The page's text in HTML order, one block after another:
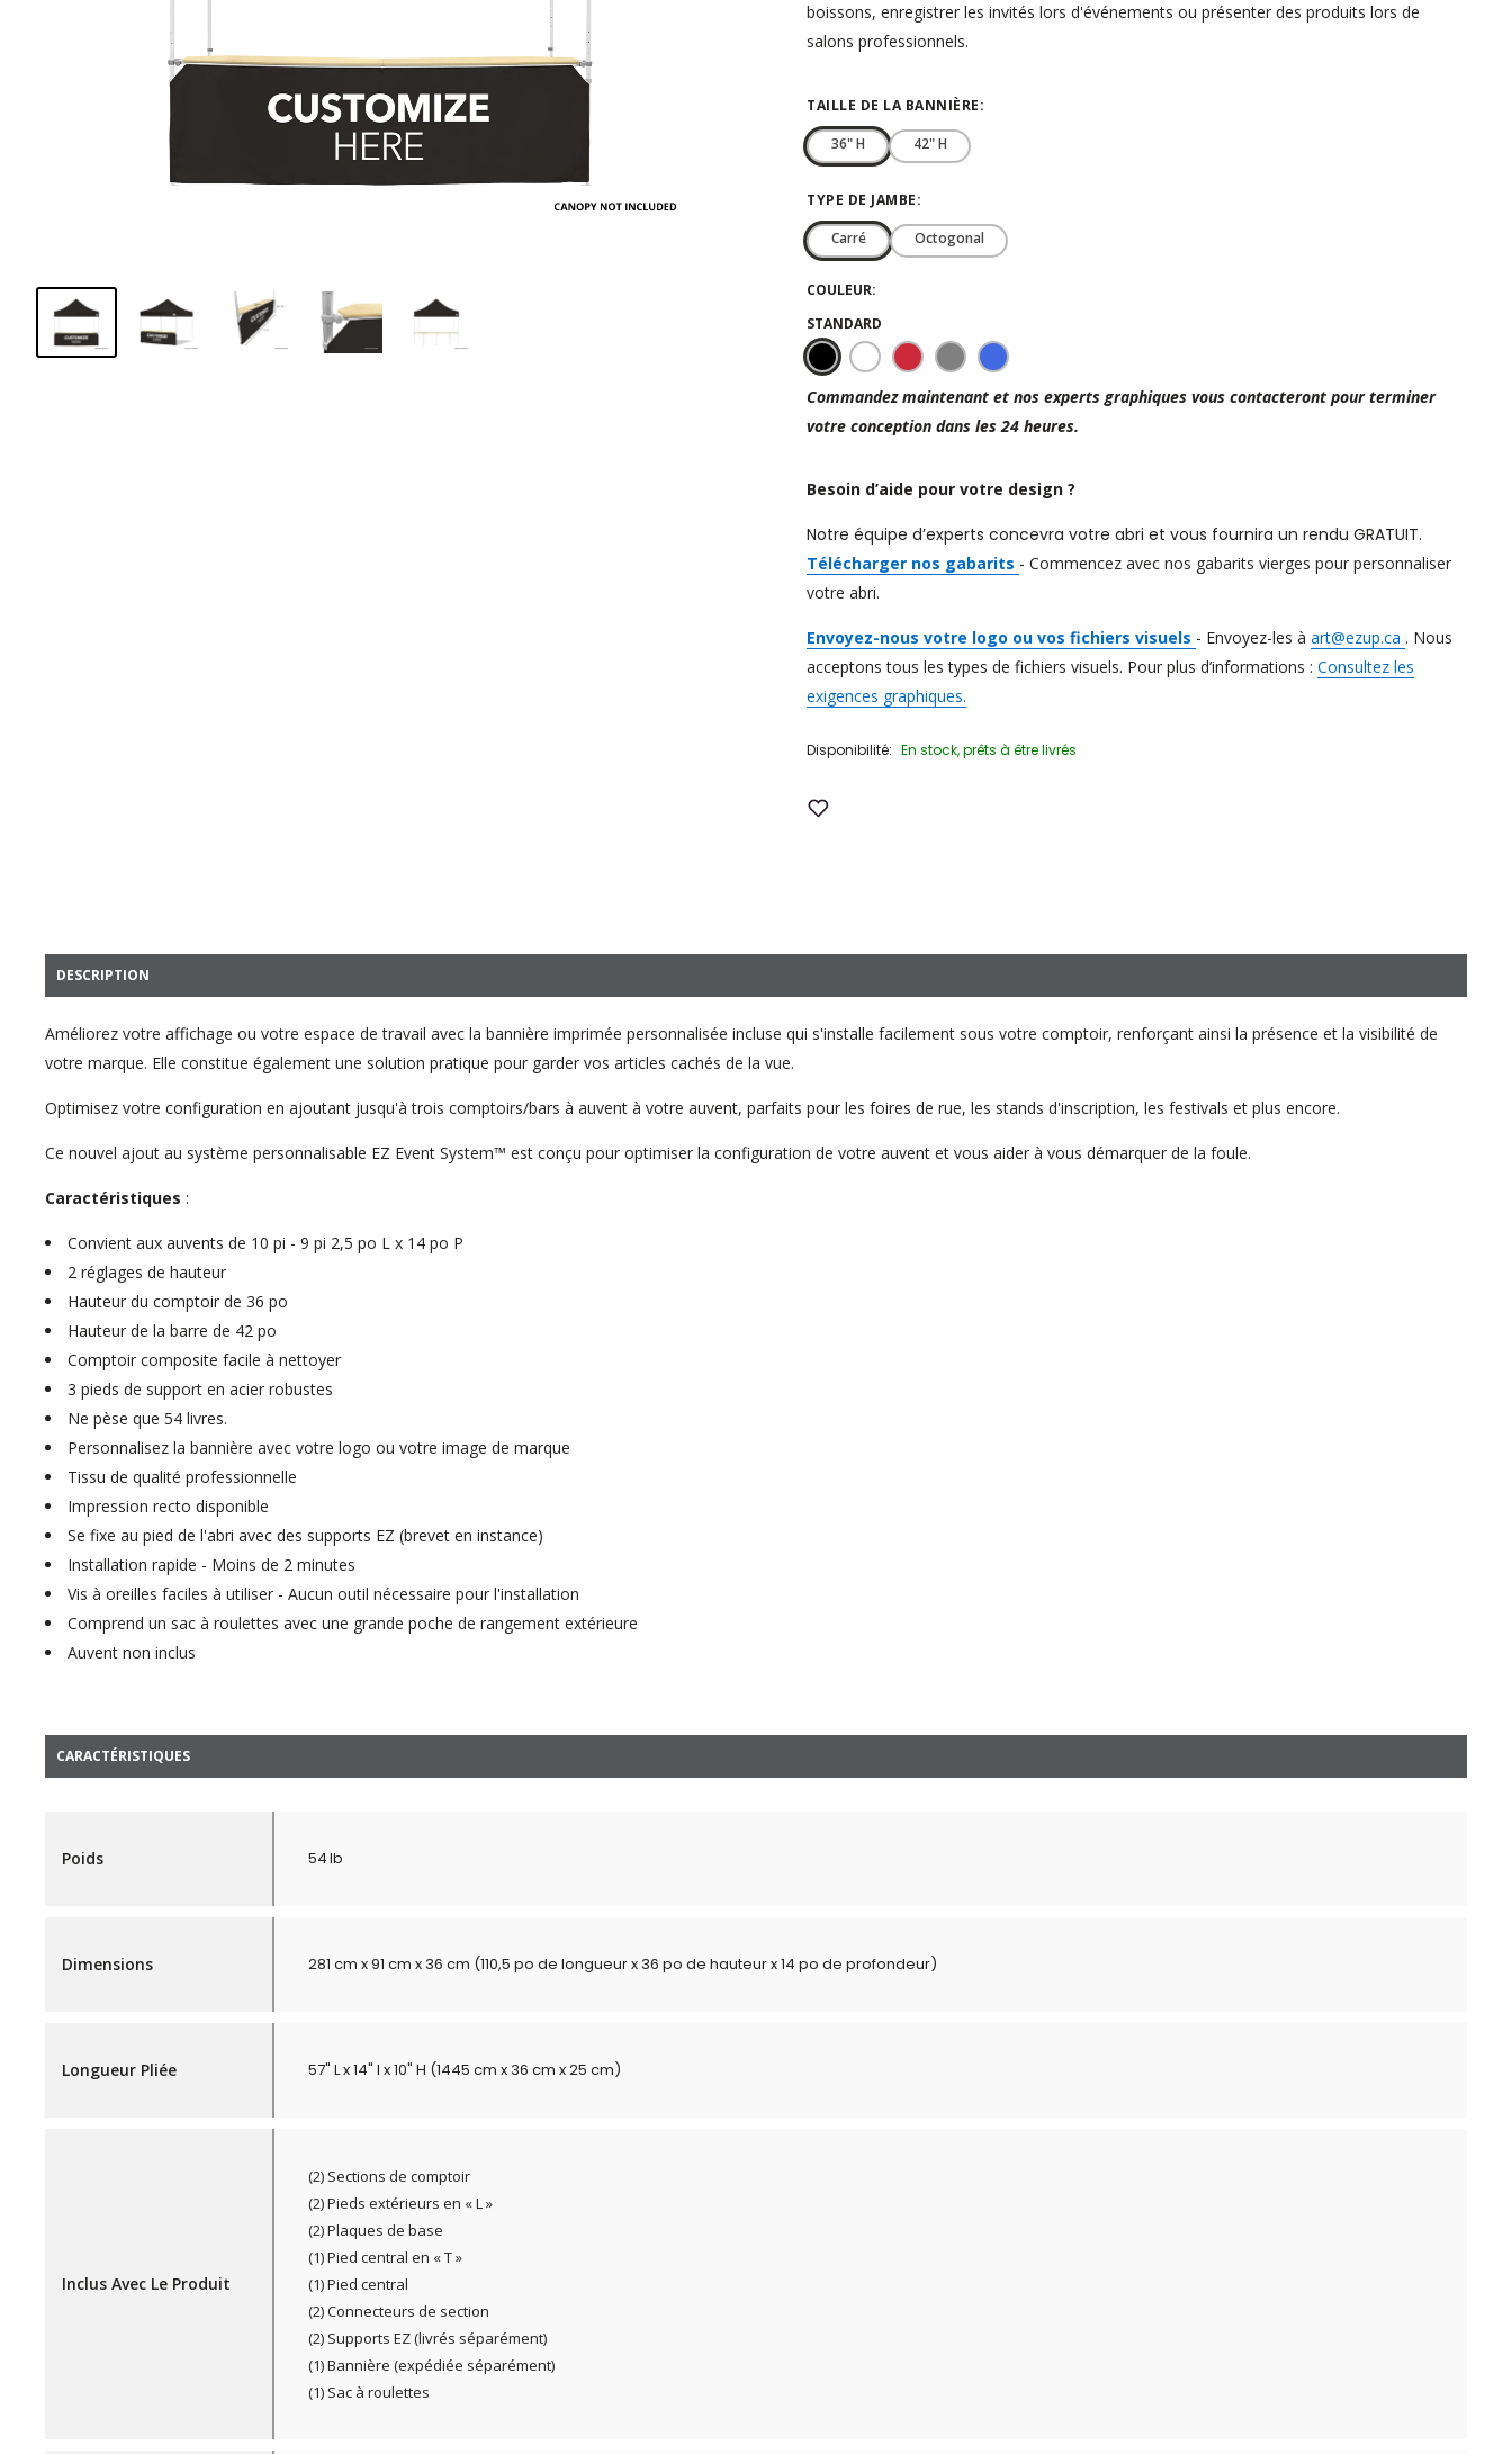
boissons, enregistrer les invités lors d'événements ou présenter des produits lors de
salons professionnels.
TAILLE DE LA BANNIÈRE:
36" H 42" H
TYPE DE JAMBE:
Carré Octogonal
COULEUR:
STANDARD
Black White Red
Bleu
royal
Steel
Gray
Commandez maintenant et nos experts graphiques vous contacteront pour terminer
votre conception dans les 24 heures.
Besoin d’aide pour votre design ?
Notre équipe d’experts concevra votre abri et vous fournira un rendu GRATUIT.
Télécharger nos gabarits - Commencez avec nos gabarits vierges pour personnaliser
votre abri.
Envoyez-nous votre logo ou vos fichiers visuels - Envoyez-les à art@ezup.ca . Nous
acceptons tous les types de fichiers visuels. Pour plus d’informations : Consultez les
exigences graphiques.
Disponibilité: En stock, prêts à être livrés
Ajouter à la liste de souhaits
DESCRIPTION
Améliorez votre affichage ou votre espace de travail avec la bannière imprimée personnalisée incluse qui s'installe facilement sous votre comptoir, renforçant ainsi la présence et la visibilité de
votre marque. Elle constitue également une solution pratique pour garder vos articles cachés de la vue.
Optimisez votre configuration en ajoutant jusqu'à trois comptoirs/bars à auvent à votre auvent, parfaits pour les foires de rue, les stands d'inscription, les festivals et plus encore.
Ce nouvel ajout au système personnalisable EZ Event System™ est conçu pour optimiser la configuration de votre auvent et vous aider à vous démarquer de la foule.
Caractéristiques :
Convient aux auvents de 10 pi - 9 pi 2,5 po L x 14 po P
2 réglages de hauteur
Hauteur du comptoir de 36 po
Hauteur de la barre de 42 po
Comptoir composite facile à nettoyer
3 pieds de support en acier robustes
Ne pèse que 54 livres.
Personnalisez la bannière avec votre logo ou votre image de marque
Tissu de qualité professionnelle
Impression recto disponible
Se fixe au pied de l'abri avec des supports EZ (brevet en instance)
Installation rapide - Moins de 2 minutes
Vis à oreilles faciles à utiliser - Aucun outil nécessaire pour l'installation
Comprend un sac à roulettes avec une grande poche de rangement extérieure
Auvent non inclus
CARACTÉRISTIQUES
Poids 54 lb
Dimensions 281 cm x 91 cm x 36 cm (110,5 po de longueur x 36 po de hauteur x 14 po de profondeur)
Longueur Pliée 57" L x 14" l x 10" H (1445 cm x 36 cm x 25 cm)
Inclus Avec Le Produit
(2) Sections de comptoir
(2) Pieds extérieurs en « L »
(2) Plaques de base
(1) Pied central en « T »
(1) Pied central
(2) Connecteurs de section
(2) Supports EZ (livrés séparément)
(1) Bannière (expédiée séparément)
(1) Sac à roulettes